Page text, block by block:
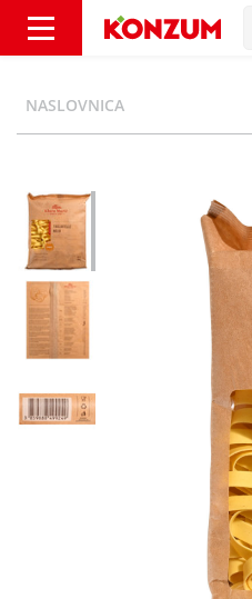
NASLOVNICA